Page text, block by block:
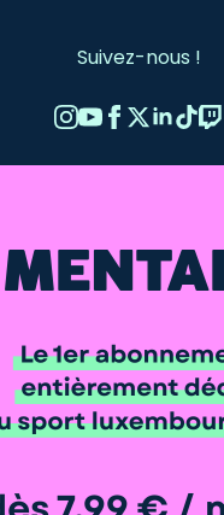
Suivez-nous !